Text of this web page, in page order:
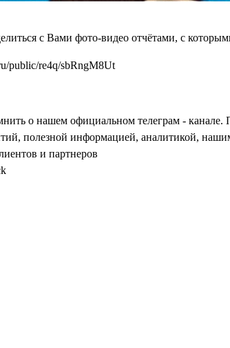
с Вами фото-видео отчётами, с
public/re4q/sbRngM8Ut
о нашем официальном телеграм -
полезной информацией, аналитикой,
и партнеров